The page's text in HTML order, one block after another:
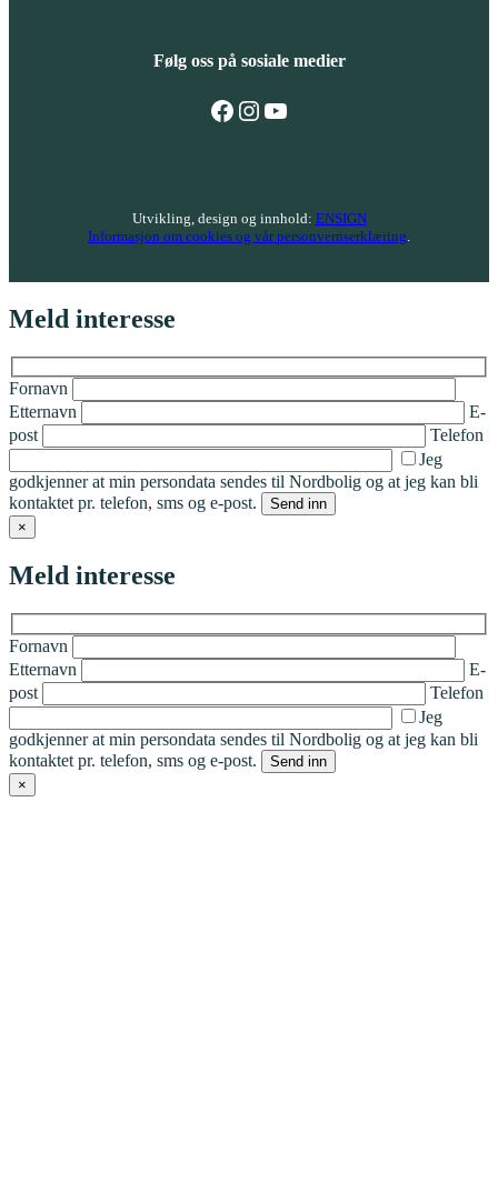
Følg oss på sosiale medier
Følg oss på Facebook
Følg oss på Instagram
Følg oss på YouTube
Utvikling, design og innhold: ENSIGN
Informasjon om cookies og vår personvernserklæring
Meld interesse
Fornavn
Etternavn
E-
post
Telefon
Jeg
godkjenner at min persondata sendes til Nordbolig og at jeg kan bli
kontaktet pr. telefon, sms og e-post.
×
Meld interesse
Fornavn
Etternavn
E-
post
Telefon
Jeg
godkjenner at min persondata sendes til Nordbolig og at jeg kan bli
kontaktet pr. telefon, sms og e-post.
×